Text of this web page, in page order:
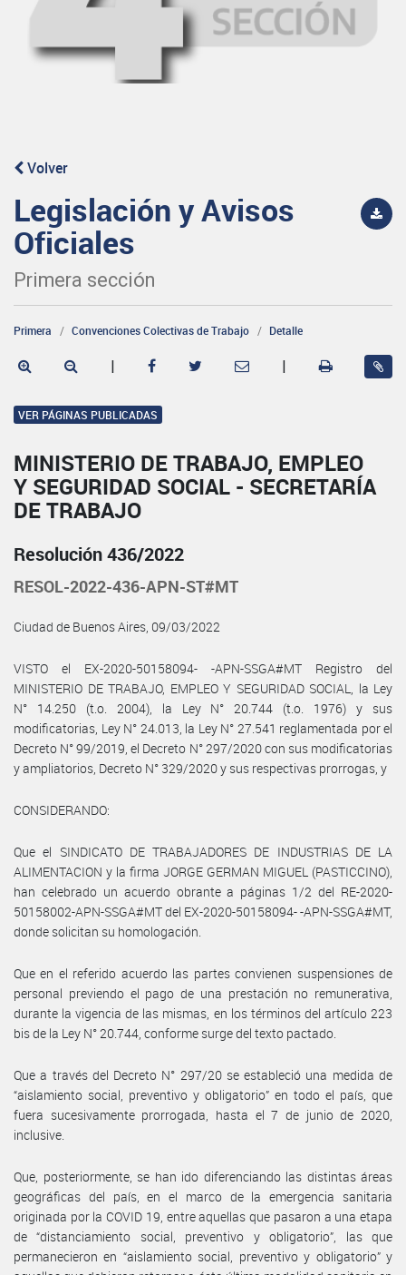
Volver
Legislación y Avisos
Oficiales
Primera sección
Primera Convenciones Colectivas de Trabajo Detalle
| |
VER PÁGINAS PUBLICADAS
MINISTERIO DE TRABAJO, EMPLEO
Y SEGURIDAD SOCIAL - SECRETARÍA
DE TRABAJO
Resolución 436/2022
RESOL-2022-436-APN-ST#MT
Ciudad de Buenos Aires, 09/03/2022
VISTO el EX-2020-50158094- -APN-SSGA#MT Registro del
MINISTERIO DE TRABAJO, EMPLEO Y SEGURIDAD SOCIAL, la Ley
N° 14.250 (t.o. 2004), la Ley N° 20.744 (t.o. 1976) y sus
modificatorias, Ley N° 24.013, la Ley N° 27.541 reglamentada por el
Decreto N° 99/2019, el Decreto N° 297/2020 con sus modificatorias
y ampliatorios, Decreto N° 329/2020 y sus respectivas prorrogas, y
CONSIDERANDO:
Que el SINDICATO DE TRABAJADORES DE INDUSTRIAS DE LA
ALIMENTACION y la firma JORGE GERMAN MIGUEL (PASTICCINO),
han celebrado un acuerdo obrante a páginas 1/2 del RE-2020-
50158002-APN-SSGA#MT del EX-2020-50158094- -APN-SSGA#MT,
donde solicitan su homologación.
Que en el referido acuerdo las partes convienen suspensiones de
personal previendo el pago de una prestación no remunerativa,
durante la vigencia de las mismas, en los términos del artículo 223
bis de la Ley N° 20.744, conforme surge del texto pactado.
Que a través del Decreto N° 297/20 se estableció una medida de
“aislamiento social, preventivo y obligatorio” en todo el país, que
fuera sucesivamente prorrogada, hasta el 7 de junio de 2020,
inclusive.
Que, posteriormente, se han ido diferenciando las distintas áreas
geográficas del país, en el marco de la emergencia sanitaria
originada por la COVID 19, entre aquellas que pasaron a una etapa
de “distanciamiento social, preventivo y obligatorio”, las que
permanecieron en “aislamiento social, preventivo y obligatorio” y